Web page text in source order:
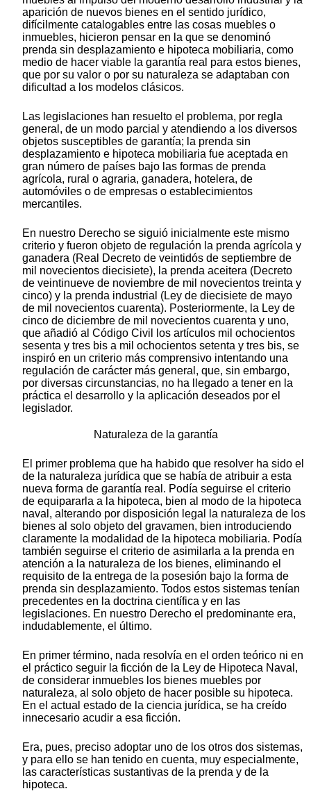
aparición de nuevos bienes en el sentido jurídico,
difícilmente catalogables entre las cosas muebles o
inmuebles, hicieron pensar en la que se denominó
prenda sin desplazamiento e hipoteca mobiliaria, como
medio de hacer viable la garantía real para estos bienes,
que por su valor o por su naturaleza se adaptaban con
dificultad a los modelos clásicos.
Las legislaciones han resuelto el problema, por regla
general, de un modo parcial y atendiendo a los diversos
objetos susceptibles de garantía; la prenda sin
desplazamiento e hipoteca mobiliaria fue aceptada en
gran número de países bajo las formas de prenda
agrícola, rural o agraria, ganadera, hotelera, de
automóviles o de empresas o establecimientos
mercantiles.
En nuestro Derecho se siguió inicialmente este mismo
criterio y fueron objeto de regulación la prenda agrícola y
ganadera (Real Decreto de veintidós de septiembre de
mil novecientos diecisiete), la prenda aceitera (Decreto
de veintinueve de noviembre de mil novecientos treinta y
cinco) y la prenda industrial (Ley de diecisiete de mayo
de mil novecientos cuarenta). Posteriormente, la Ley de
cinco de diciembre de mil novecientos cuarenta y uno,
que añadió al Código Civil los artículos mil ochocientos
sesenta y tres bis a mil ochocientos setenta y tres bis, se
inspiró en un criterio más comprensivo intentando una
regulación de carácter más general, que, sin embargo,
por diversas circunstancias, no ha llegado a tener en la
práctica el desarrollo y la aplicación deseados por el
legislador.
Naturaleza de la garantía
El primer problema que ha habido que resolver ha sido el
de la naturaleza jurídica que se había de atribuir a esta
nueva forma de garantía real. Podía seguirse el criterio
de equipararla a la hipoteca, bien al modo de la hipoteca
naval, alterando por disposición legal la naturaleza de los
bienes al solo objeto del gravamen, bien introduciendo
claramente la modalidad de la hipoteca mobiliaria. Podía
también seguirse el criterio de asimilarla a la prenda en
atención a la naturaleza de los bienes, eliminando el
requisito de la entrega de la posesión bajo la forma de
prenda sin desplazamiento. Todos estos sistemas tenían
precedentes en la doctrina científica y en las
legislaciones. En nuestro Derecho el predominante era,
indudablemente, el último.
En primer término, nada resolvía en el orden teórico ni en
el práctico seguir la ficción de la Ley de Hipoteca Naval,
de considerar inmuebles los bienes muebles por
naturaleza, al solo objeto de hacer posible su hipoteca.
En el actual estado de la ciencia jurídica, se ha creído
innecesario acudir a esa ficción.
Era, pues, preciso adoptar uno de los otros dos sistemas,
y para ello se han tenido en cuenta, muy especialmente,
las características sustantivas de la prenda y de la
hipoteca.